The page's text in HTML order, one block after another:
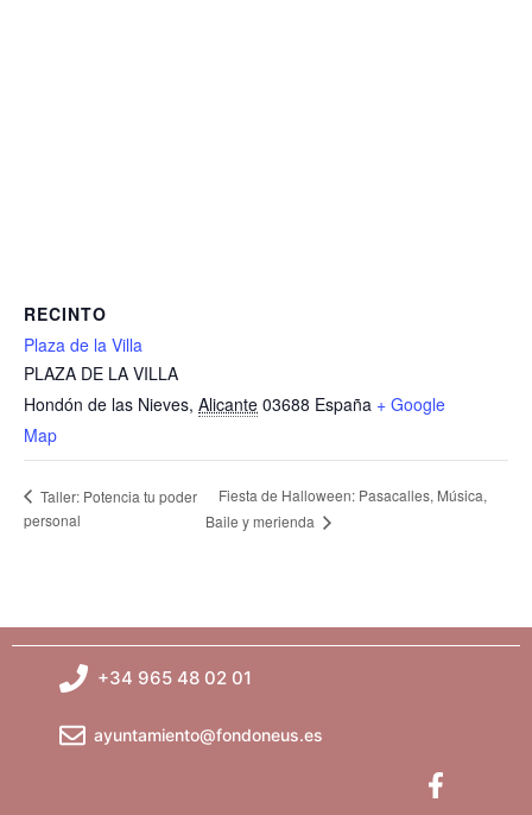
RECINTO
Plaza de la Villa
PLAZA DE LA VILLA
Hondón de las Nieves, Alicante 03688 España + Google
Map
Taller: Potencia tu poder
personal
Fiesta de Halloween: Pasacalles, Música,
Baile y merienda
+34 965 48 02 01
ayuntamiento@fondoneus.es